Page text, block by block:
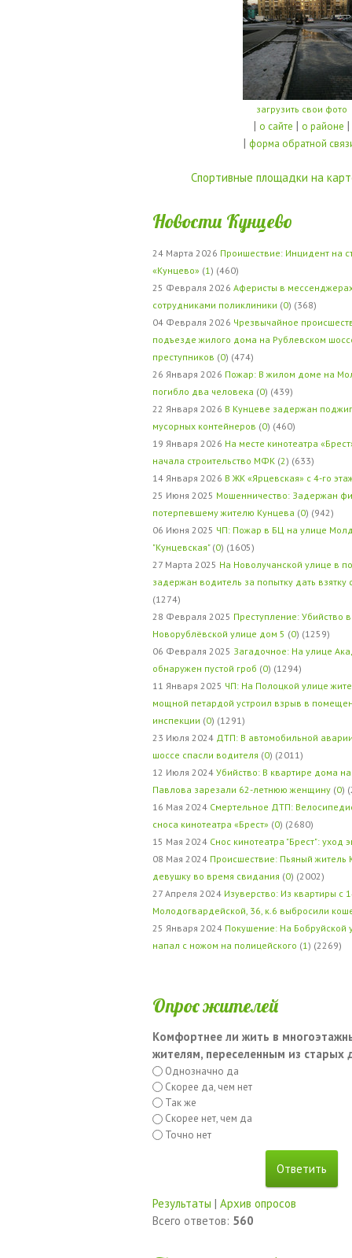
загрузить свои фото
| о сайте | о районе |
| форма обратной
Спортивные площадки на
Новости Кунцево
24 Марта 2026 Проишествие: Инцидент на
«Кунцево» (1 ) (460)
25 Февраля 2026 Аферисты в
сотрудниками поликлиники (0) (368)
04 Февраля 2026 Чрезвычайное
подъезде жилого дома на Рублевском
преступников (0) (474)
26 Января 2026 Пожар: В жилом доме на
погибло два человека (0) (439)
22 Января 2026 В Кунцеве задержан
мусорных контейнеров (0) (460)
19 Января 2026 На месте кинотеатра
начала строительство МФК (2) (633)
14 Января 2026 В ЖК «Ярцевская» с 4-го
25 Июня 2025 Мошенничество: Задержан
потерпевшему жителю Кунцева (0) (942)
06 Июня 2025 ЧП: Пожар в БЦ на улице
"Кунцевская" (0) (1605)
27 Марта 2025 На Новолучанской улице в
задержан водитель за попытку дать
(1274)
28 Февраля 2025 Преступление: Убийство
Новорублёвской улице дом 5 (0) (1259)
06 Февраля 2025 Загадочное: На улице
обнаружен пустой гроб (0) (1294)
11 Января 2025 ЧП: На Полоцкой улице
мощной петардой устроил взрыв в
инспекции (0) (1291)
23 Июля 2024 ДТП: В автомобильной
шоссе спасли водителя (0) (2011)
12 Июля 2024 Убийство: В квартире дома
Павлова зарезали 62-летнюю женщину (0)
16 Мая 2024 Смертельное ДТП:
сноса кинотеатра «Брест» (0) (2680)
15 Мая 2024 Снос кинотеатра "Брест": уход
08 Мая 2024 Происшествие: Пьяный житель
девушку во время свидания (0) (2002)
27 Апреля 2024 Изуверство: Из квартиры с
Молодогвардейской, 36, к.6 выбросили
25 Января 2024 Покушение: На Бобруйской
напал с ножом на полицейского (1 ) (2269)
Опрос жителей
Комфортнее ли жить в
жителям, переселенным из старых
Однозначно да
Скорее да, чем нет
Так же
Скорее нет, чем да
Точно нет
Результаты | Архив опросов
Всего ответов: 560